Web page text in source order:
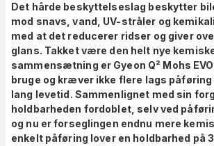
Det hårde beskyttelseslag beskytter
mod snavs, vand, UV-stråler og
med at det reducerer ridser og giver
glans. Takket være den helt nye
sammensætning er Gyeon Q² Mohs
bruge og kræver ikke flere lags påføring
lang levetid. Sammenlignet med sin
holdbarheden fordoblet, selv ved
og nu er forseglingen endnu mere
enkelt påføring lover en holdbarhed på